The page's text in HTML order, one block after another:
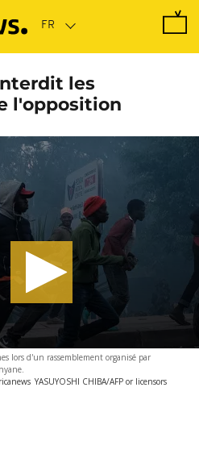
les
l'opposition
lors d'un rassemblement organisé par
YASUYOSHI CHIBA/AFP or licensors